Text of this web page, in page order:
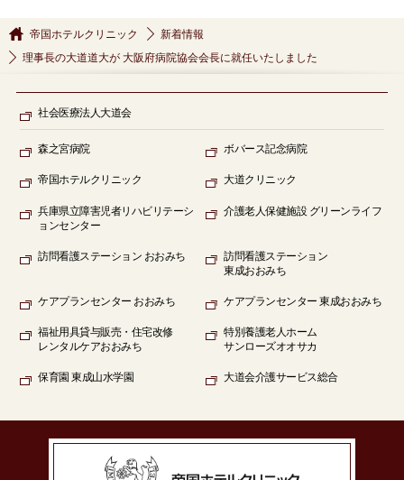
帝国ホテルクリニック
新着情報
理事長の大道道大が 大阪府病院協会会長に就任いたしました
社会医療法人大道会
森之宮病院 ボバース記念病院
帝国ホテルクリニック 大道クリニック
兵庫県立障害児者リハビリテーシ
ョンセンター
介護老人保健施設 グリーンライフ
訪問看護ステーション おおみち
訪問看護ステーション
東成おおみち
ケアプランセンター おおみち ケアプランセンター東成おおみち
福祉用具貸与販売・住宅改修
レンタルケアおおみち
特別養護老人ホーム
サンローズオオサカ
保育園東成山水学園 大道会介護サービス総合